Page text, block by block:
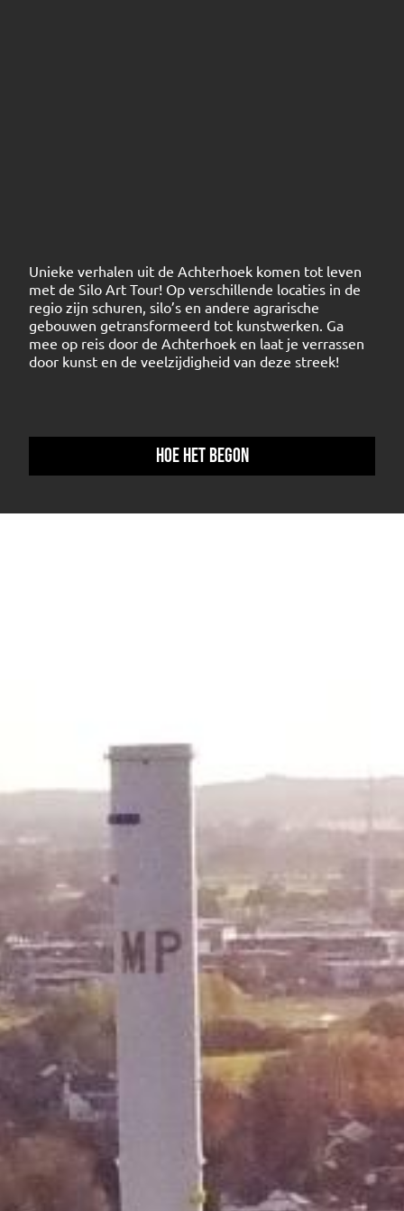
Unieke verhalen uit de Achterhoek komen tot leven
met de Silo Art Tour! Op verschillende locaties in de
regio zijn schuren, silo’s en andere agrarische
gebouwen getransformeerd tot kunstwerken. Ga
mee op reis door de Achterhoek en laat je verrassen
door kunst en de veelzijdigheid van deze streek!
Hoe het begon